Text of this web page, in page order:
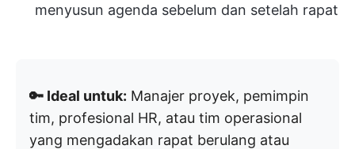
menyusun agenda sebelum dan setelah rapat
🔑 Ideal untuk: Manajer proyek, pemimpin
tim, profesional HR, atau tim operasional
yang mengadakan rapat berulang atau